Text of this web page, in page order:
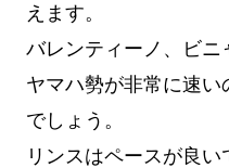
えます。
バレンティーノ、ビ
ヤマハ勢が非常に速
でしょう。
リンスはペースが良い